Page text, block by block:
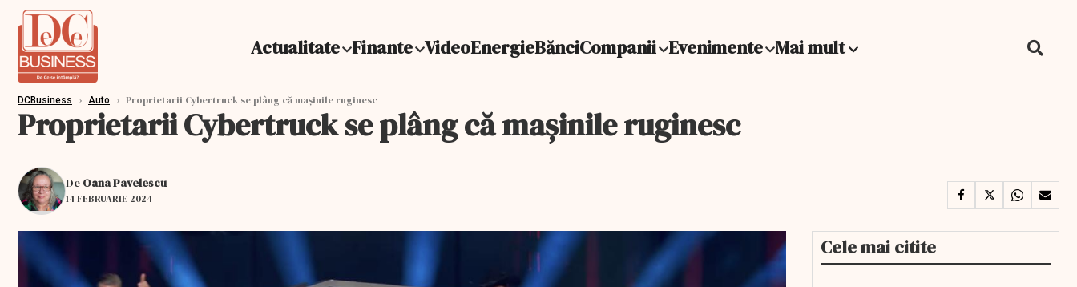
Actualitate Finante VideoEnergieBănciCompanii Evenimente Mai mult
DCBusiness › Auto › Proprietarii Cybertruck se plâng că mașinile ruginesc
Proprietarii Cybertruck se plâng că mașinile ruginesc
De Oana Pavelescu
14 FEBRUARIE 2024
Cele mai citite